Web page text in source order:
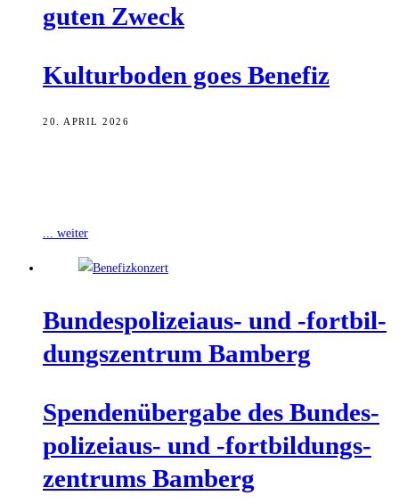
guten Zweck
Kul­tur­bo­den goes Benefiz
20. APRIL 2026
... weiter
Bun­des­po­li­zei­aus- und ‑fort­bil­
dungs­zen­trum Bamberg
Spen­den­über­ga­be des Bun­des­
po­li­zei­aus- und ‑fort­bil­dungs­
zen­trums Bamberg